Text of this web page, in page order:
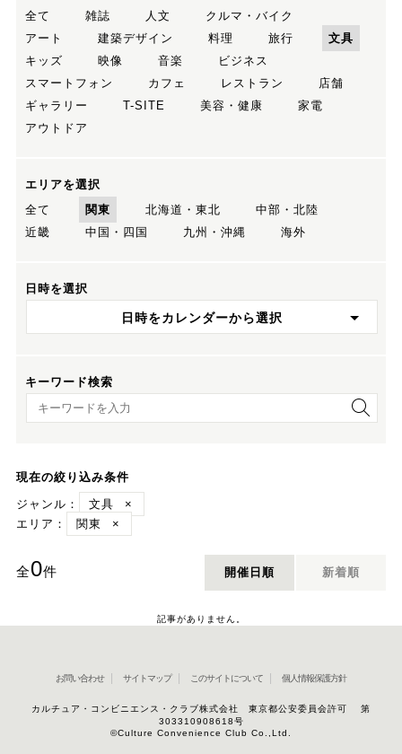
全て
雑誌 人文
クルマ・バイク
アート
建築デザイン 料理 旅行
文具
キッズ
映像 音楽
ビジネス
スマートフォン
カフェ レストラン
店舗
ギャラリー
T-SITE 美容・健康
家電
アウトドア
エリアを選択
全て
関東 北海道・東北
中部・北陸
近畿
中国・四国 九州・沖縄 海外
日時を選択
日時をカレンダーから選択
キーワード検索
キーワード検索
現在の絞り込み条件
ジャンル：
文具
×
エリア：
関東 ×
全0件 開催日順 新着順
記事がありません。
お問い合わせ サイトマップ このサイトについて 個人情報保護方針
カルチュア・コンビニエンス・クラブ株式会社 東京都公安委員会許可 第
303310908618号
©Culture Convenience Club Co.,Ltd.